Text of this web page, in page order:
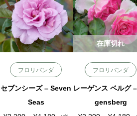
フロリバンダ
セブンシーズ – Seven
Seas
フロリバンダ
レーゲンス ベルグ
gensberg
在庫切れ